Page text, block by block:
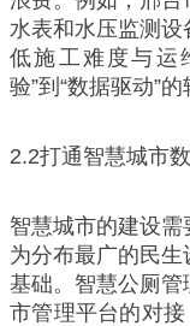
水表和水压监测
低施工难度与运
验”到“数据驱动”的
2.2打通智慧城市
智慧城市的建设
为分布最广的民
基础。智慧公厕
市管理平台的对